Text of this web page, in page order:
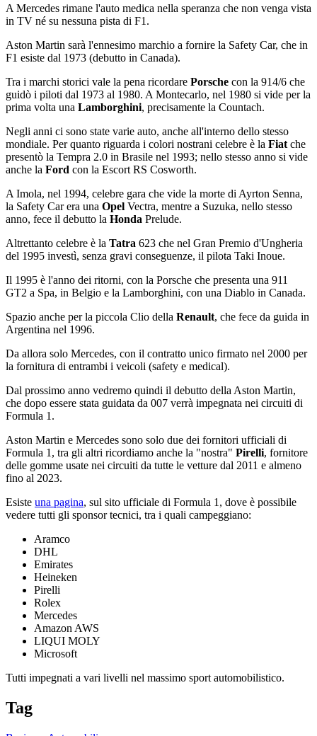
A Mercedes rimane l'auto medica nella speranza che non venga vista
in TV né su nessuna pista di F1.
Aston Martin sarà l'ennesimo marchio a fornire la Safety Car, che in
F1 esiste dal 1973 (debutto in Canada).
Tra i marchi storici vale la pena ricordare Porsche con la 914/6 che
guidò i piloti dal 1973 al 1980. A Montecarlo, nel 1980 si vide per la
prima volta una Lamborghini, precisamente la Countach.
Negli anni ci sono state varie auto, anche all'interno dello stesso
mondiale. Per quanto riguarda i colori nostrani celebre è la Fiat che
presentò la Tempra 2.0 in Brasile nel 1993; nello stesso anno si vide
anche la Ford con la Escort RS Cosworth.
A Imola, nel 1994, celebre gara che vide la morte di Ayrton Senna,
la Safety Car era una Opel Vectra, mentre a Suzuka, nello stesso
anno, fece il debutto la Honda Prelude.
Altrettanto celebre è la Tatra 623 che nel Gran Premio d'Ungheria
del 1995 investì, senza gravi conseguenze, il pilota Taki Inoue.
Il 1995 è l'anno dei ritorni, con la Porsche che presenta una 911
GT2 a Spa, in Belgio e la Lamborghini, con una Diablo in Canada.
Spazio anche per la piccola Clio della Renault, che fece da guida in
Argentina nel 1996.
Da allora solo Mercedes, con il contratto unico firmato nel 2000 per
la fornitura di entrambi i veicoli (safety e medical).
Dal prossimo anno vedremo quindi il debutto della Aston Martin,
che dopo essere stata guidata da 007 verrà impegnata nei circuiti di
Formula 1.
Aston Martin e Mercedes sono solo due dei fornitori ufficiali di
Formula 1, tra gli altri ricordiamo anche la "nostra" Pirelli, fornitore
delle gomme usate nei circuiti da tutte le vetture dal 2011 e almeno
fino al 2023.
Esiste una pagina, sul sito ufficiale di Formula 1, dove è possibile
vedere tutti gli sponsor tecnici, tra i quali campeggiano:
Aramco
DHL
Emirates
Heineken
Pirelli
Rolex
Mercedes
Amazon AWS
LIQUI MOLY
Microsoft
Tutti impegnati a vari livelli nel massimo sport automobilistico.
Tag